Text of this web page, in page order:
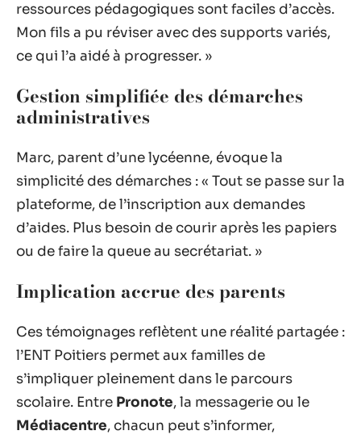
ressources pédagogiques sont faciles d’accès.
Mon fils a pu réviser avec des supports variés,
ce qui l’a aidé à progresser. »
Gestion simplifiée des démarches
administratives
Marc, parent d’une lycéenne, évoque la
simplicité des démarches : « Tout se passe sur la
plateforme, de l’inscription aux demandes
d’aides. Plus besoin de courir après les papiers
ou de faire la queue au secrétariat. »
Implication accrue des parents
Ces témoignages reflètent une réalité partagée :
l’ENT Poitiers permet aux familles de
s’impliquer pleinement dans le parcours
scolaire. Entre Pronote, la messagerie ou le
Médiacentre, chacun peut s’informer,